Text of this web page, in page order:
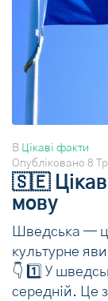
В Цікаві факти
Опубліковано 8
🇸🇪
мову
Шведська —
культурне
👇 1️⃣ У
середній. Це